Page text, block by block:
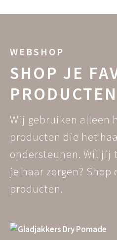
WEBSHOP
SHOP JE
PRODUCTEN
Wij gebruiken alleen
producten die het
ondersteunen. Wil jij
je haar zorgen? Shop
producten.